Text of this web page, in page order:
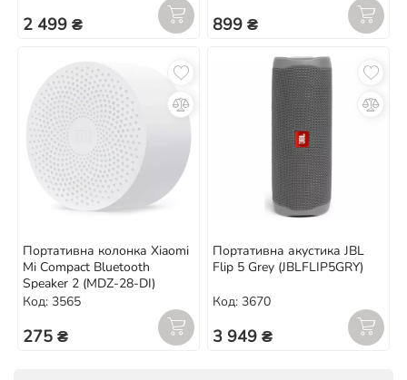
2 499 ₴ 899 ₴
Портативна колонка Xiaomi
Mi Compact Bluetooth
Speaker 2 (MDZ-28-DI)
Код: 3565
275 ₴
Портативна акустика JBL
Flip 5 Grey (JBLFLIP5GRY)
Код: 3670
3 949 ₴